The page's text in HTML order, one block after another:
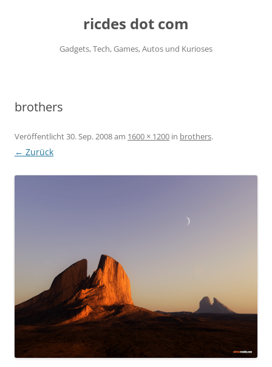
ricdes dot com
Gadgets, Tech, Games, Autos und Kurioses
brothers
Veröffentlicht30. Sep. 2008am 1600 × 1200 in brothers.
← Zurück